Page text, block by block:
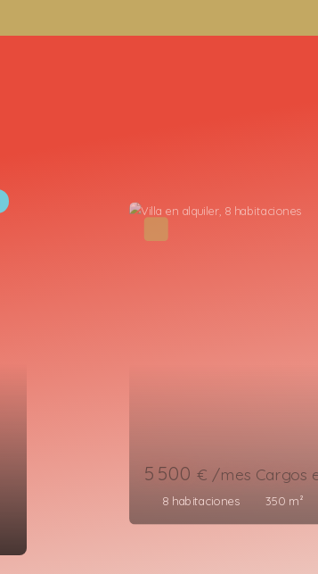
1 150€ /mes Cargos
8 habitaciones 150 m²